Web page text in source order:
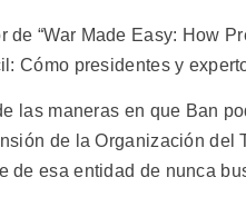
de “War Made Easy: How
Cómo presidentes y
las maneras en que Ban
de la Organización del
de esa entidad de nunca